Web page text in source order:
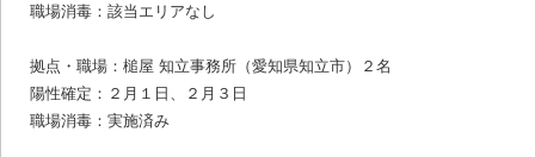
職場消毒：該当エリアなし
拠点・職場：槌屋 知立事務所（愛知県知立市）２名
陽性確定：２月１日、２月３日
職場消毒：実施済み